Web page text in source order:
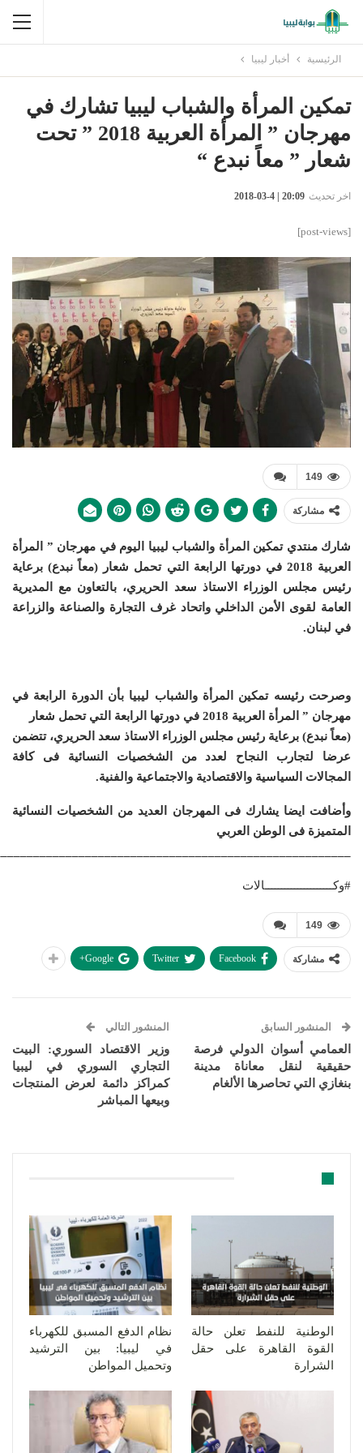
الرئيسية أخبار ليبيا
تمكين المرأة والشباب ليبيا تشارك في
مهرجان ” المرأة العربية 2018 ” تحت
شعار ” معاً نبدع “
اخر تحديث 20:09 | 4-03-2018
[post-views]
149
مشاركة
شارك منتدي تمكين المرأة والشباب ليبيا اليوم في مهرجان ” المرأة
العربية 2018 في دورتها الرابعة التي تحمل شعار (معاً نبدع) برعاية
رئيس مجلس الوزراء الاستاذ سعد الحريري، بالتعاون مع المديرية
العامة لقوى الأمن الداخلي واتحاد غرف التجارة والصناعة والزراعة
في لبنان.
وصرحت رئيسه تمكين المرأة والشباب ليبيا بأن الدورة الرابعة في
مهرجان ” المرأة العربية 2018 في دورتها الرابعة التي تحمل شعار
(معاً نبدع) برعاية رئيس مجلس الوزراء الاستاذ سعد الحريري، تتضمن
عرضا لتجارب النجاح لعدد من الشخصيات النسائية فى كافة
المجالات السياسية والاقتصادية والاجتماعية والفنية.
وأضافت ايضا يشارك فى المهرجان العديد من الشخصيات النسائية
المتميزة فى الوطن العربي
#وكـــــــــــــــــــــالات
149
مشاركة Facebook
Twitter
Google+
المنشور السابق
العمامي أسوان الدولي فرصة
حقيقية لنقل معاناة مدينة
بنغازي التي تحاصرها الألغام
المنشور التالي
وزير الاقتصاد السوري: البيت
التجاري السوري في ليبيا
كمراكز دائمة لعرض المنتجات
وبيعها المباشر
الوطنية للنفط تعلن حالة
القوة القاهرة على حقل
الشرارة
نظام الدفع المسبق للكهرباء
في ليبيا: بين الترشيد
وتحميل المواطن